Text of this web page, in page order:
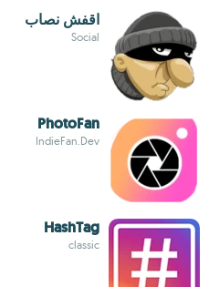
اقفش نصاب
Social
PhotoFan
IndieFan.Dev
HashTag
classic